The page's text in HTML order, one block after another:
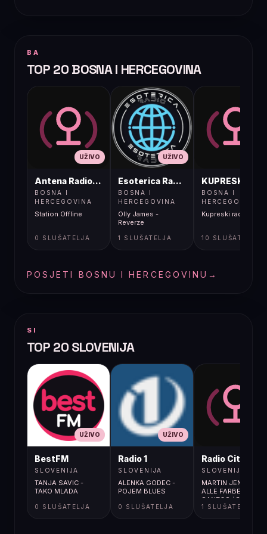
BA
TOP 20 BOSNA I HERCEGOVINA
UŽIVO
Antena Radio, Jelah Tešanj
BOSNA I
HERCEGOVINA
Station Offline
0 SLUŠATELJA
UŽIVO
Esoterica Radio S1
BOSNA I
HERCEGOVINA
Olly James -
Reverze
1 SLUŠATELJA
BOSNA I
HERCEGOVINA
Kupreski radio
10 SLUŠATELJA
POSJETI BOSNU I HERCEGOVINU →
SI
TOP 20 SLOVENIJA
UŽIVO
BestFM
SLOVENIJA
TANJA SAVIC -
TAKO MLADA
0 SLUŠATELJA
UŽIVO
Radio 1
SLOVENIJA
ALENKA GODEC -
POJEM BLUES
0 SLUŠATELJA
Radio City
SLOVENIJA
MARTIN JENSEN;
ALLE FARBEN; NICO
SANTOS / RUNNING
BACK TO YOU
1 SLUŠATELJA